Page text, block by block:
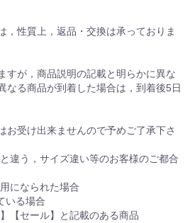
，性質上，返品・交換は承っておりま
すが，商品説明の記載と明らかに異な
なる商品が到着した場合は，到着後5日
お受け出来ませんので予めご了承下さ
違う，サイズ違い等のお客様のご都合
になられた場合
いる場合
【セール】と記載のある商品